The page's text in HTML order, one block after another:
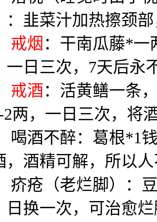
：韭菜汁加热擦颈
戒烟 ：干南瓜藤*一
一日三次， 7天后永
戒酒：活黄鳝一条
2两，一日三次，将
喝酒不醉：葛根*1
，酒精可解，所以
疥疮（老烂脚）：
日换一次，可治愈